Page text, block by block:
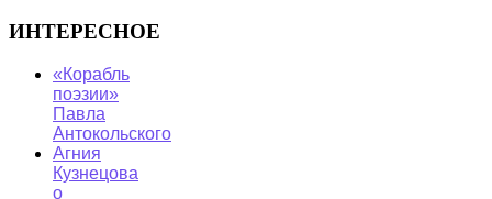
ИНТЕРЕСНОЕ
«Корабль
поэзии»
Павла
Антокольского
Агния
Кузнецова
о